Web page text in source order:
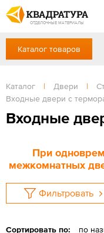
ОТДЕЛОЧНЫЕ МАТЕРИАЛЫ
Скидки
Акции
Готовые решения
Доставка и оплата
Отзывы
+7 (8652) 20-54-77
Сб, Вс — выходной
ЗАКАЗАТЬ ЗВОНОК
Вход / Регистрация
Каталог товаров
Каталог | Двери |
Входные двери с
Входные
При
межкомнатных
Фильтровать
Сортировать по: по